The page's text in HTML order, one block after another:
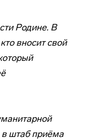
Родине. В
вносит свой
штаб приёма